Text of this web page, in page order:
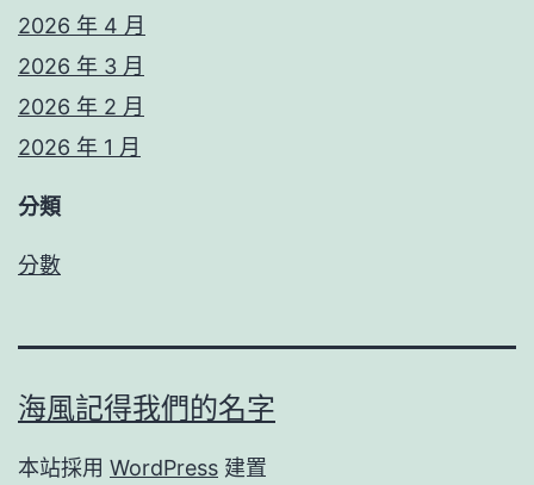
2026 年 4 月
2026 年 3 月
2026 年 2 月
2026 年 1 月
分類
分數
海風記得我們的名字
本站採用 WordPress 建置